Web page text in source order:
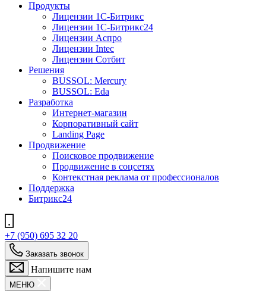
Продукты
Лицензии 1С-Битрикс
Лицензии 1С-Битрикс24
Лицензии Аспро
Лицензии Intec
Лицензии Сотбит
Решения
BUSSOL: Mercury
BUSSOL: Eda
Разработка
Интернет-магазин
Корпоративный сайт
Landing Page
Продвижение
Поисковое продвижение
Продвижение в соцсетях
Контекстная реклама от профессионалов
Поддержка
Битрикс24
+7 (950) 695 32 20
Заказать звонок
Напишите нам
МЕНЮ